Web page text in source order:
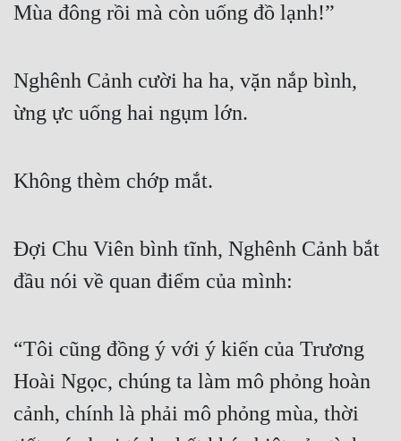
Mùa đông rồi mà còn uống đồ lạnh!”
Nghênh Cảnh cười ha ha, vặn nắp bình,
ừng ực uống hai ngụm lớn.
Không thèm chớp mắt.
Đợi Chu Viên bình tĩnh, Nghênh Cảnh bắt
đầu nói về quan điểm của mình:
“Tôi cũng đồng ý với ý kiến của Trương
Hoài Ngọc, chúng ta làm mô phỏng hoàn
cảnh, chính là phải mô phỏng mùa, thời